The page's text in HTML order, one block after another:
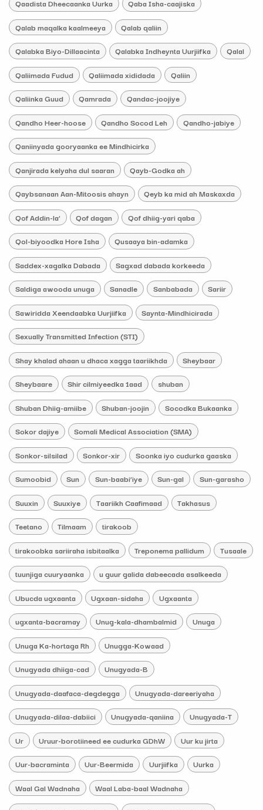
Qaadista Dheecaanka Uurka Qaba Isha-caajiska
Qalab maqalka kaalmeeya Qalab qaliin
Qalabka Biyo-Dillaacinta Qalabka Indheynta Uurjiifka Qalal
Qaliimada Fudud Qaliimada xididada Qaliin
Qaliinka Guud Qamrada Qandac-joojiye
Qandho Heer-hoose Qandho Socod Leh Qandho-jabiye
Qaniinyada gooryaanka ee Mindhicirka
Qanjirada kelyaha dul saaran Qayb-Godka ah
Qaybsanaan Aan-Mitoosis ahayn Qeyb ka mid ah Maskaxda
Qof Addin-la’ Qof dagan Qof dhiig-yari qaba
Qol-biyoodka Hore Isha Qusaaya bin-adamka
Saddex-xagalka Dabada Sagxad dabada korkeeda
Saldiga awooda unuga Sanadle Sanbabada Sariir
Sawiridda Xeendaabka Uurjiifka Saynta-Mindhicirada
Sexually Transmitted Infection (STI)
Shay khalad ahaan u dhaca xagga taariikhda Sheybaar
Sheybaare Shir cilmiyeedka 1aad shuban
Shuban Dhiig-amiibe Shuban-joojin Socodka Bukaanka
Sokor dajiye Somali Medical Association (SMA)
Sonkor-silsilad Sonkor-xir Soonka iyo cudurka gaaska
Sumoobid Sun Sun-baabi’iye Sun-gal Sun-garasho
Suuxin Suuxiye Taariikh Caafimaad Takhasus
Teetano Tilmaam tirakoob
tirakoobka sariiraha isbitaalka Treponema pallidum Tusaale
tuunjiga cuuryaanka u guur galida dabeecada asalkeeda
Ubucda ugxaanta Ugxaan-sidaha Ugxaanta
ugxanta-bacramay Unug-kala-dhambalmid Unuga
Unuga Ka-hortaga Rh Unugga-Kowaad
Unugyada dhiiga-cad Unugyada-B
Unugyada-daafaca-degdegga Unugyada-dareeriyaha
Unugyada-dilaa-dabiici Unugyada-qaniina Unugyada-T
Ur Uruur-borotiineed ee cudurka GDhW Uur ku jirta
Uur-bacraminta Uur-Beermida Uurjiifka Uurka
Waal Gal Wadnaha Waal Laba-baal Wadnaha